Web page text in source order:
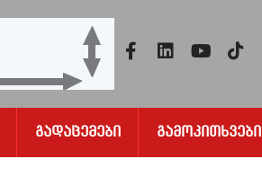
Გადაცემები Გამოკითხვები